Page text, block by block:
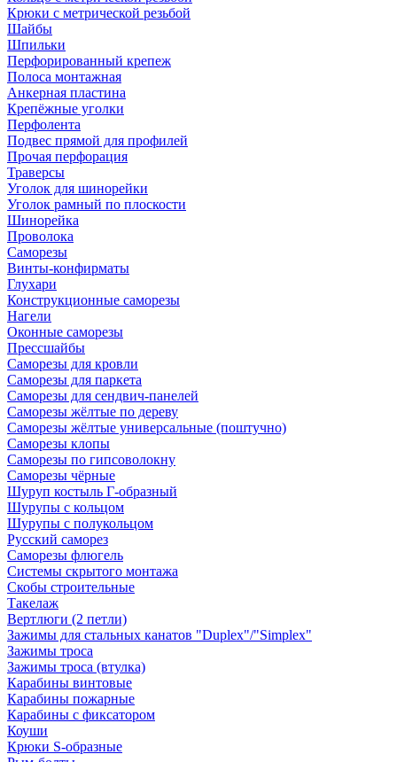
Крюки с метрической резьбой
Шайбы
Шпильки
Перфорированный крепеж
Полоса монтажная
Анкерная пластина
Крепёжные уголки
Перфолента
Подвес прямой для профилей
Прочая перфорация
Траверсы
Уголок для шинорейки
Уголок рамный по плоскости
Шинорейка
Проволока
Саморезы
Винты-конфирматы
Глухари
Конструкционные саморезы
Нагели
Оконные саморезы
Прессшайбы
Саморезы для кровли
Саморезы для паркета
Саморезы для сендвич-панелей
Саморезы жёлтые по дереву
Саморезы жёлтые универсальные (поштучно)
Саморезы клопы
Саморезы по гипсоволокну
Саморезы чёрные
Шуруп костыль Г-образный
Шурупы с кольцом
Шурупы с полукольцом
Русский саморез
Саморезы флюгель
Системы скрытого монтажа
Скобы строительные
Такелаж
Вертлюги (2 петли)
Зажимы для стальных канатов "Duplex"/"Simplex"
Зажимы троса
Зажимы троса (втулка)
Карабины винтовые
Карабины пожарные
Карабины с фиксатором
Коуши
Крюки S-образные